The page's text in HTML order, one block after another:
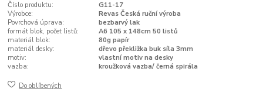
Číslo produktu:
G11-17
Výrobce:
Revas Česká ruční výroba
Povrchová úprava:
bezbarvý lak
formát blok, počet listů:
A6 105 x 148cm 50 listů
materiál blok:
80g papír
materiál desky:
dřevo překližka buk síla 3mm
motiv:
vlastní motiv na desky
vazba:
kroužková vazba/ černá spirála
Do oblíbených